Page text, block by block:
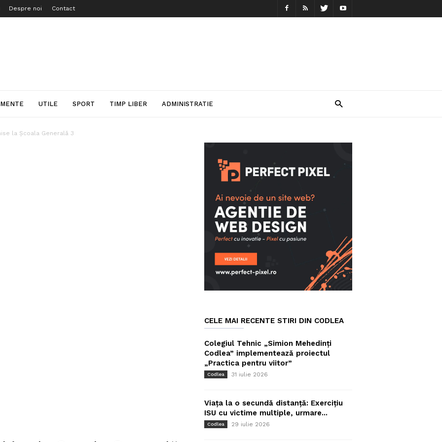
Despre noi Contact
UTILE SPORT TIMP LIBER ADMINISTRATIE
la Şcoala Generală 3
CELE MAI RECENTE STIRI DIN CODLEA
Colegiul Tehnic „Simion Mehedinți
Codlea” implementează proiectul
„Practica pentru viitor”
Codlea 31 iulie 2026
Viața la o secundă distanță: Exercițiu
ISU cu victime multiple, urmare...
Codlea 29 iulie 2026